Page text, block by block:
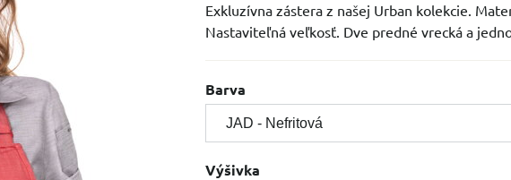
Exkluzívna zástera z našej Urban kolekcie.
Nastaviteľná veľkosť. Dve predné vrecká a
Barva
Výšivka